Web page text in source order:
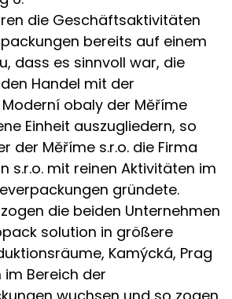
die Geschäftsaktivitäten
bereits auf einem
dass es sinnvoll war, die
Handel mit der
obaly der Měříme
Einheit auszugliedern, so
der Měříme s.r.o. die Firma
s.r.o. mit reinen Aktivitäten im
gründete.
die beiden Unternehmen
solution in größere
Kamýcká, Prag
im Bereich der